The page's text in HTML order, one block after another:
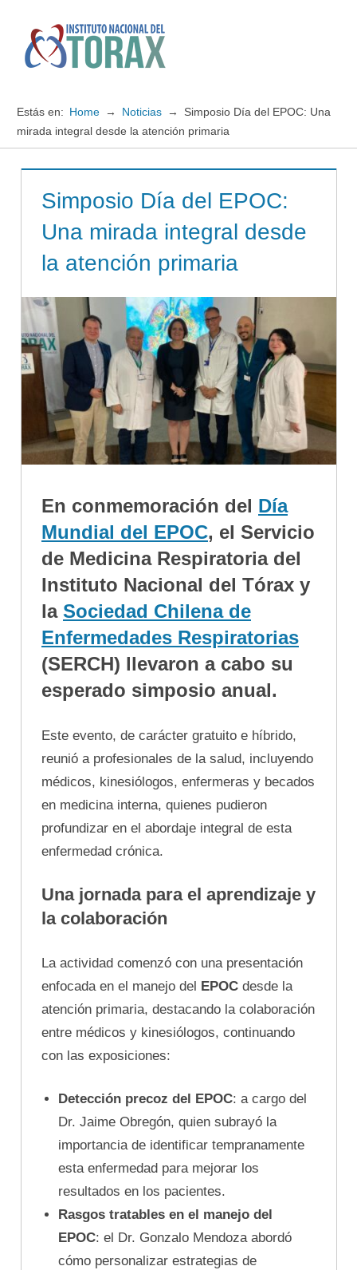
contenido
Instituto
del
TORAX
Estás en: Home Noticias
Simposio Día del EPOC: Una
mirada integral desde la atención primaria
Simposio Día del EPOC:
Una mirada integral desde
la atención primaria
En conmemoración del Día
Mundial del EPOC, el Servicio
de Medicina Respiratoria del
Instituto Nacional del Tórax y
la Sociedad Chilena de
Enfermedades Respiratorias
(SERCH) llevaron a cabo su
esperado simposio anual.
Este evento, de carácter gratuito e híbrido,
reunió a profesionales de la salud, incluyendo
médicos, kinesiólogos, enfermeras y becados
en medicina interna, quienes pudieron
profundizar en el abordaje integral de esta
enfermedad crónica.
Una jornada para el aprendizaje y
la colaboración
La actividad comenzó con una presentación
enfocada en el manejo del EPOC desde la
atención primaria, destacando la colaboración
entre médicos y kinesiólogos, continuando
con las exposiciones:
Detección precoz del EPOC: a cargo del
Dr. Jaime Obregón, quien subrayó la
importancia de identificar tempranamente
esta enfermedad para mejorar los
resultados en los pacientes.
Rasgos tratables en el manejo del
EPOC: el Dr. Gonzalo Mendoza abordó
cómo personalizar estrategias de